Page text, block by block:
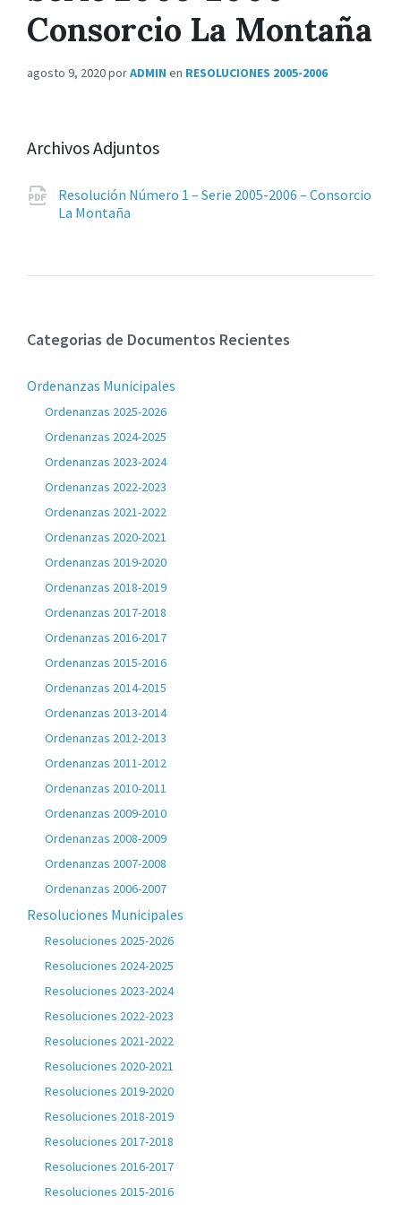
Consorcio La Montaña
agosto 9, 2020porADMIN en RESOLUCIONES 2005-2006
Archivos Adjuntos
Resolución Número 1 – Serie 2005-2006 – Consorcio
La Montaña
Categorias de Documentos Recientes
Ordenanzas Municipales
Ordenanzas 2025-2026
Ordenanzas 2024-2025
Ordenanzas 2023-2024
Ordenanzas 2022-2023
Ordenanzas 2021-2022
Ordenanzas 2020-2021
Ordenanzas 2019-2020
Ordenanzas 2018-2019
Ordenanzas 2017-2018
Ordenanzas 2016-2017
Ordenanzas 2015-2016
Ordenanzas 2014-2015
Ordenanzas 2013-2014
Ordenanzas 2012-2013
Ordenanzas 2011-2012
Ordenanzas 2010-2011
Ordenanzas 2009-2010
Ordenanzas 2008-2009
Ordenanzas 2007-2008
Ordenanzas 2006-2007
Resoluciones Municipales
Resoluciones 2025-2026
Resoluciones 2024-2025
Resoluciones 2023-2024
Resoluciones 2022-2023
Resoluciones 2021-2022
Resoluciones 2020-2021
Resoluciones 2019-2020
Resoluciones 2018-2019
Resoluciones 2017-2018
Resoluciones 2016-2017
Resoluciones 2015-2016